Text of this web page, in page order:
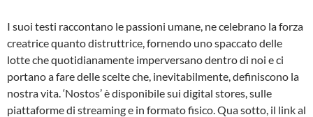
I suoi testi raccontano le passioni umane, ne celebrano la forza
creatrice quanto distruttrice, fornendo uno spaccato delle
lotte che quotidianamente imperversano dentro di noi e ci
portano a fare delle scelte che, inevitabilmente, definiscono la
nostra vita. ‘Nostos’ è disponibile sui digital stores, sulle
piattaforme di streaming e in formato fisico. Qua sotto, il link al